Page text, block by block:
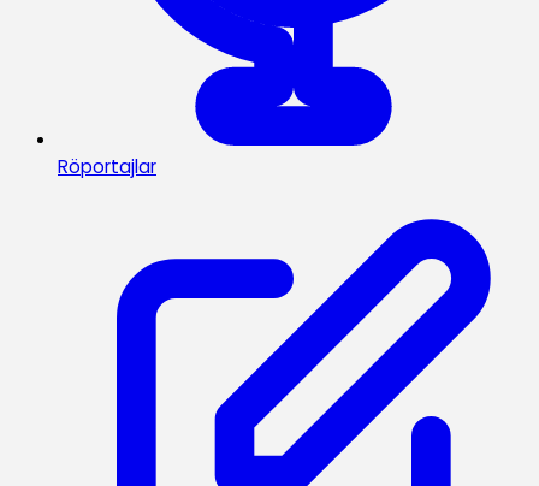
Röportajlar